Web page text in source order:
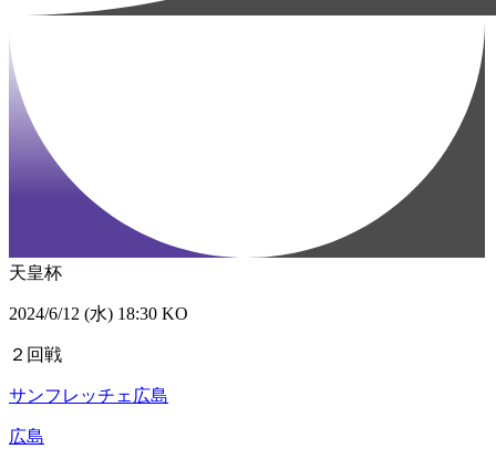
天皇杯
2024/6/12 (水) 18:30 KO
２回戦
サンフレッチェ広島
広島